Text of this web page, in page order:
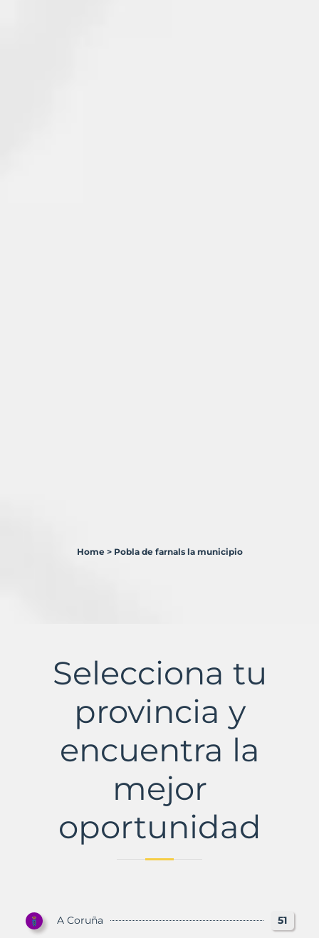
Municipio
Murbalands
Home > Pobla de farnals la municipio
Selecciona tu
provincia y
encuentra la
mejor
oportunidad
A Coruña 51